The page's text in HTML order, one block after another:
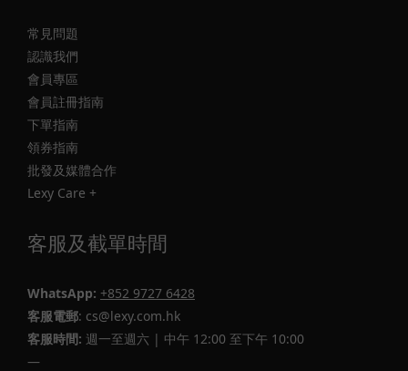
常見問題
認識我們
會員專區
會員註冊指南
下單指南
領券指南
批發及媒體合作
Lexy Care +
客服及截單時間
WhatsApp: +852 9727 6428
客服電郵: cs@lexy.com.hk
客服時間: 週一至週六 | 中午 12:00 至下午 10:00
—